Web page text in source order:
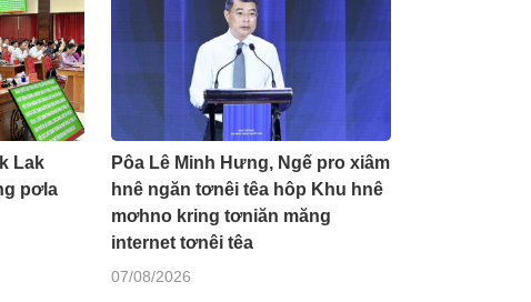
Lak
pơla
Pôa Lê Minh Hưng, Ngế pro xiâm
hnê ngăn tơnêi têa hôp Khu hnê
mơhno kring tơniăn măng
internet tơnêi têa
07/08/2026